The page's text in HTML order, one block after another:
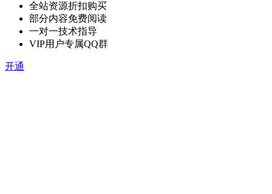
全站资源折扣购买
部分内容免费阅读
一对一技术指导
VIP用户专属QQ群
开通